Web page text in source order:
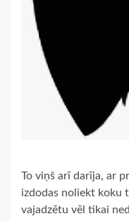
To viņš arī darīja, ar
izdodas noliekt koku
vajadzētu vēl tikai